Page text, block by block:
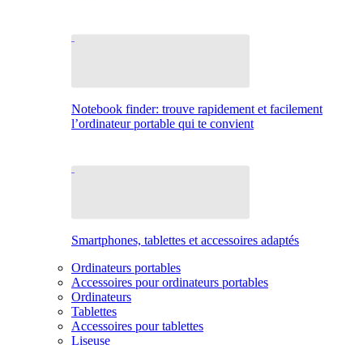
Notebook finder: trouve rapidement et facilement
l’ordinateur portable qui te convient
Smartphones, tablettes et accessoires adaptés
Ordinateurs portables
Accessoires pour ordinateurs portables
Ordinateurs
Tablettes
Accessoires pour tablettes
Liseuse